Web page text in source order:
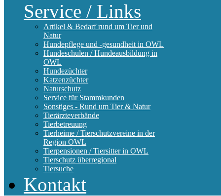
Service / Links
Artikel & Bedarf rund um Tier und
Natur
Hundepflege und -gesundheit in OWL
Hundeschulen / Hundeausbildung in
OWL
Hundezüchter
Katzenzüchter
Naturschutz
Service für Stammkunden
Sonstiges - Rund um Tier & Natur
Tierärzteverbände
Tierbetreuung
Tierheime / Tierschutzvereine in der
Region OWL
Tierpensionen / Tiersitter in OWL
Tierschutz überregional
Tiersuche
Kontakt